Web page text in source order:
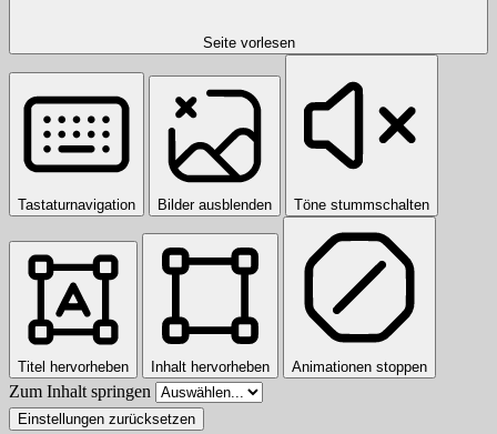
Seite vorlesen
Tastaturnavigation Bilder ausblenden Töne stummschalten
Titel hervorheben Inhalt hervorheben Animationen stoppen
Zum Inhalt springen
Einstellungen zurücksetzen